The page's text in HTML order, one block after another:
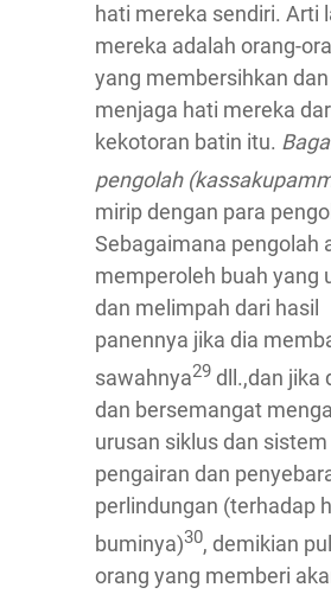
hati mereka sendiri. Arti
mereka adalah orang-
yang membersihkan dan
menjaga hati mereka
kekotoran batin itu.
pengolah
mirip dengan para
Sebagaimana pengolah
memperoleh buah yang
dan melimpah dari hasil
panennya jika dia
sawahnya29 dll.,dan jika
dan bersemangat
urusan siklus dan sistem
pengairan dan
perlindungan (terhadap
buminya)30, demikian
orang yang memberi